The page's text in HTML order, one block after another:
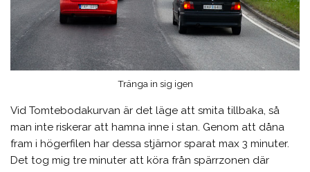
Tränga in sig igen
Vid Tomtebodakurvan är det läge att smita tillbaka, så
man inte riskerar att hamna inne i stan. Genom att dåna
fram i högerfilen har dessa stjärnor sparat max 3 minuter.
Det tog mig tre minuter att köra från spärrzonen där